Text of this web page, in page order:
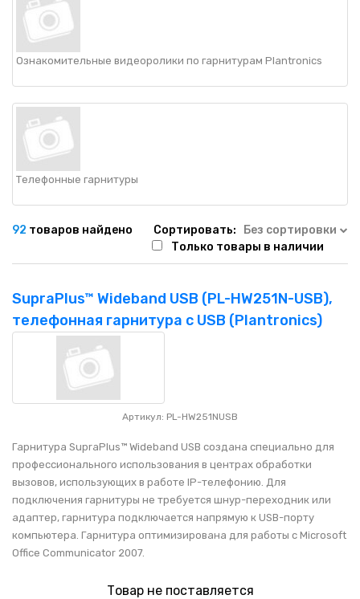
Ознакомительные видеоролики по гарнитурам Plantronics
Телефонные гарнитуры
92 товаров найдено Сортировать:
Без сортировки
Только товары в наличии
SupraPlus™ Wideband USB (PL-HW251N-USB),
телефонная гарнитура с USB (Plantronics)
Артикул: PL-HW251NUSB
Гарнитура SupraPlus™ Wideband USB создана специально для
профессионального использования в центрах обработки
вызовов, использующих в работе IP-телефонию. Для
подключения гарнитуры не требуется шнур-переходник или
адаптер, гарнитура подключается напрямую к USB-порту
компьютера. Гарнитура оптимизирована для работы с Microsoft
Office Communicator 2007.
Товар не поставляется